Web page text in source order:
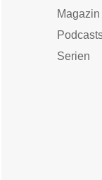
Magazin
Serien